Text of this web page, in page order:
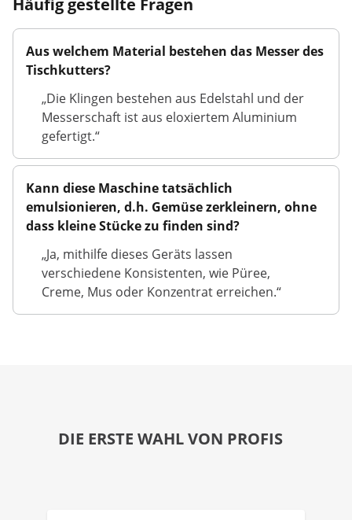
Häufig gestellte Fragen
Aus welchem Material bestehen das Messer des
Tischkutters?
„Die Klingen bestehen aus Edelstahl und der
Messerschaft ist aus eloxiertem Aluminium
gefertigt.“
Kann diese Maschine tatsächlich
emulsionieren, d.h. Gemüse zerkleinern, ohne
dass kleine Stücke zu finden sind?
„Ja, mithilfe dieses Geräts lassen
verschiedene Konsistenten, wie Püree,
Creme, Mus oder Konzentrat erreichen.“
DIE ERSTE WAHL VON PROFIS